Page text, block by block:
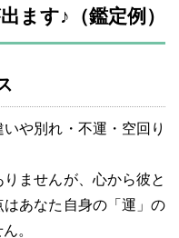
ます♪（鑑定例）
や別れ・不運・空回り
ませんが、心から彼と
あなた自身の「運」の
。